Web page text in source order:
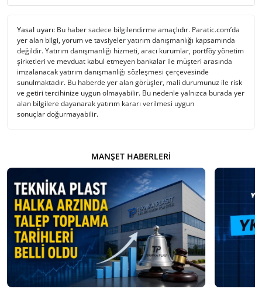
Yasal uyarı: Bu haber sadece bilgilendirme amaçlıdır. Paratic.com’da
yer alan bilgi, yorum ve tavsiyeler yatırım danışmanlığı kapsamında
değildir. Yatırım danışmanlığı hizmeti, aracı kurumlar, portföy yönetim
şirketleri ve mevduat kabul etmeyen bankalar ile müşteri arasında
imzalanacak yatırım danışmanlığı sözleşmesi çerçevesinde
sunulmaktadır. Bu haberde yer alan görüşler, mali durumunuz ile risk
ve getiri tercihinize uygun olmayabilir. Bu nedenle yalnızca burada yer
alan bilgilere dayanarak yatırım kararı verilmesi uygun
sonuçlar doğurmayabilir.
MANŞET HABERLERI